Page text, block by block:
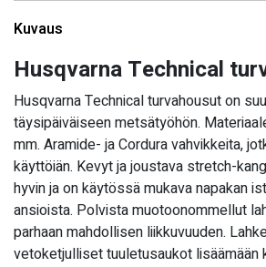
Kuvaus
Husqvarna Technical
Husqvarna Technical turvahousut on
täysipäiväiseen metsätyöhön.
mm. Aramide- ja Cordura vahvikkeita,
käyttöiän. Kevyt ja joustava stretch-
hyvin ja on käytössä mukava napakan
ansioista. Polvista muotoonommellut
parhaan mahdollisen liikkuvuuden.
vetoketjulliset tuuletusaukot lisäämään